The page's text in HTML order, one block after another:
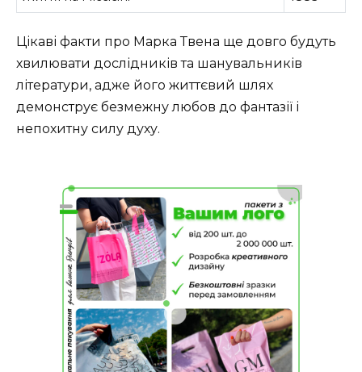
Цікаві факти про Марка Твена ще довго будуть
хвилювати дослідників та шанувальників
літератури, адже його життєвий шлях
демонструє безмежну любов до фантазії і
непохитну силу духу.